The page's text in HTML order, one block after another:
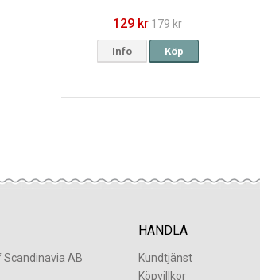
129 kr 179 kr
Info Köp
Scandinavia AB
HANDLA
Kundtjänst
Köpvillkor